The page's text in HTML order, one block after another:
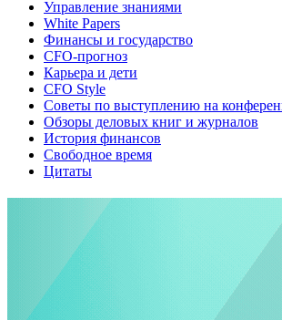
Управление знаниями
White Papers
Финансы и государство
CFO-прогноз
Карьера и дети
CFO Style
Советы по выступлению на
Обзоры деловых книг и журналов
История финансов
Свободное время
Цитаты